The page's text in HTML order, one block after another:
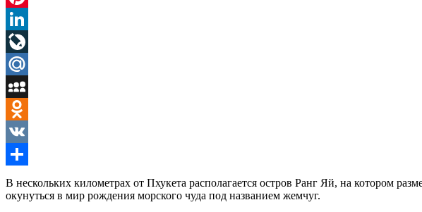
Pinterest
LinkedIn
LiveJournal
Mail.Ru
MySpace
Odnoklassniki
VK
Отправить
В нескольких километрах от Пхукета располагается остров Ранг Яй, на котором
окунуться в мир рождения морского чуда под названием жемчуг.